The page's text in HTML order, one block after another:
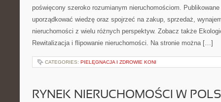
poświęcony szeroko rozumianym nieruchomościom. Publikowane
uporządkować wiedzę oraz spojrzeć na zakup, sprzedaż,
nieruchomości z wielu różnych perspektyw. Zobacz także
Rewitalizacja i flipowanie nieruchomości. Na stronie można […]
CATEGORIES: PIELĘGNACJA I ZDROWIE KONI
RYNEK NIERUCHOMOŚCI W